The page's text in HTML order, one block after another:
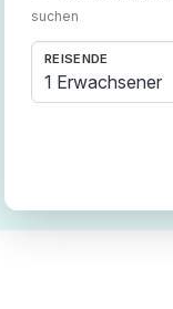
suchen
REISENDE
1 Erwachsener